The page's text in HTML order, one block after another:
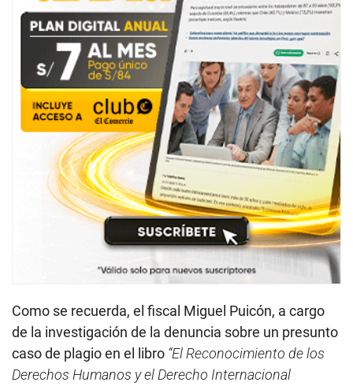
Como se recuerda, el fiscal Miguel Puicón, a cargo
de la investigación de la denuncia sobre un presunto
caso de plagio en el libro “El Reconocimiento de los
Derechos Humanos y el Derecho Internacional